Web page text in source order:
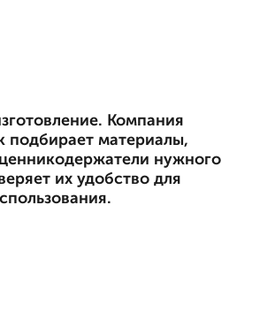
Компания
подбирает материалы,
нужного
их удобство для